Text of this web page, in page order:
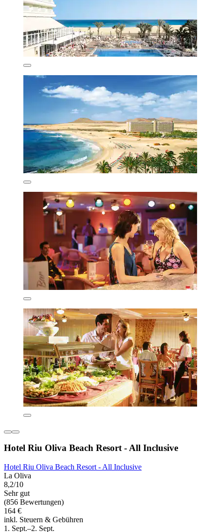
Hotel Riu Oliva Beach Resort - All Inclusive
Hotel Riu Oliva Beach Resort - All Inclusive
La Oliva
8,2/10
Sehr gut
(856 Bewertungen)
164 €
inkl. Steuern & Gebühren
1. Sept.–2. Sept.